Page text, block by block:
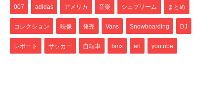
007 adidas アメリカ 音楽 シュプリーム まとめ
コレクション 映像 発売 Vans Snowboarding DJ
レポート サッカー 自転車 bmx art youtube